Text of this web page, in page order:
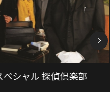
〜